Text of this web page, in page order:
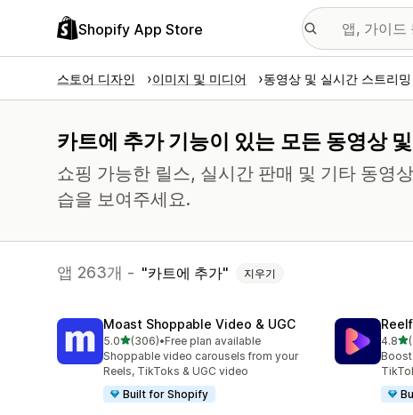
Shopify App Store
스토어 디자인 이미지 및 미디어 동영상 및 실시간 스트리밍
카트에 추가 기능이 있는 모든 동영상
쇼핑 가능한 릴스, 실시간 판매 및 기타 동영
습을 보여주세요.
앱 263개 - 카트에 추가 지우기
Moast Shoppable Video & UGC
5.0별 5개 중
(306)
총 리뷰 306개
•Free plan available
Shoppable video carousels from your
Reels, TikToks & UGC video
Built for Shopify
4.8별
총 리
Boost